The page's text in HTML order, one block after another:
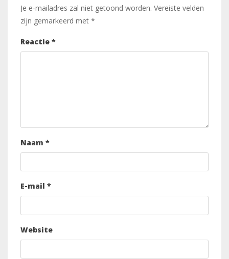
Je e-mailadres zal niet getoond worden. Vereiste velden
zijn gemarkeerd met *
Reactie *
Naam *
E-mail *
Website